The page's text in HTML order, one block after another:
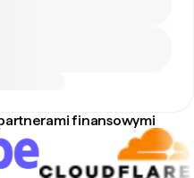
finansowymi